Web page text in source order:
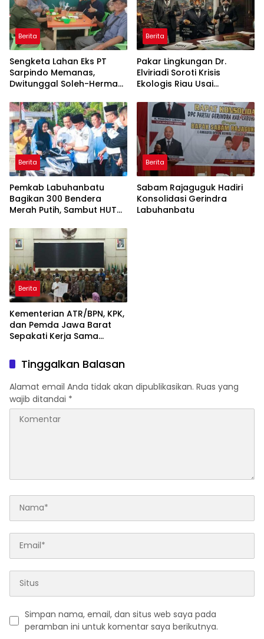
Berita
Sengketa Lahan Eks PT
Sarpindo Memanas,
Dwitunggal Soleh-Herman
ke Pulau Rupat
Berita
Pakar Lingkungan Dr.
Elviriadi Soroti Krisis
Ekologis Riau Usai
Monyet, Harimau, dan
Beruang Terhadap Warga
Berita
Pemkab Labuhanbatu
Bagikan 300 Bendera
Merah Putih, Sambut HUT
Berita
Sabam Rajaguguk Hadiri
Konsolidasi Gerindra
Labuhanbatu
Berita
Kementerian ATR/BPN, KPK,
dan Pemda Jawa Barat
Sepakati Kerja Sama
Korupsi serta Penguatan
Ekonomi Daerah
Tinggalkan Balasan
Alamat email Anda tidak akan dipublikasikan. Ruas yang
wajib ditandai *
Simpan nama, email, dan situs web saya pada
peramban ini untuk komentar saya berikutnya.